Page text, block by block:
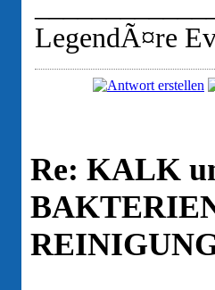
LegendÃ¤re
Re: KALK